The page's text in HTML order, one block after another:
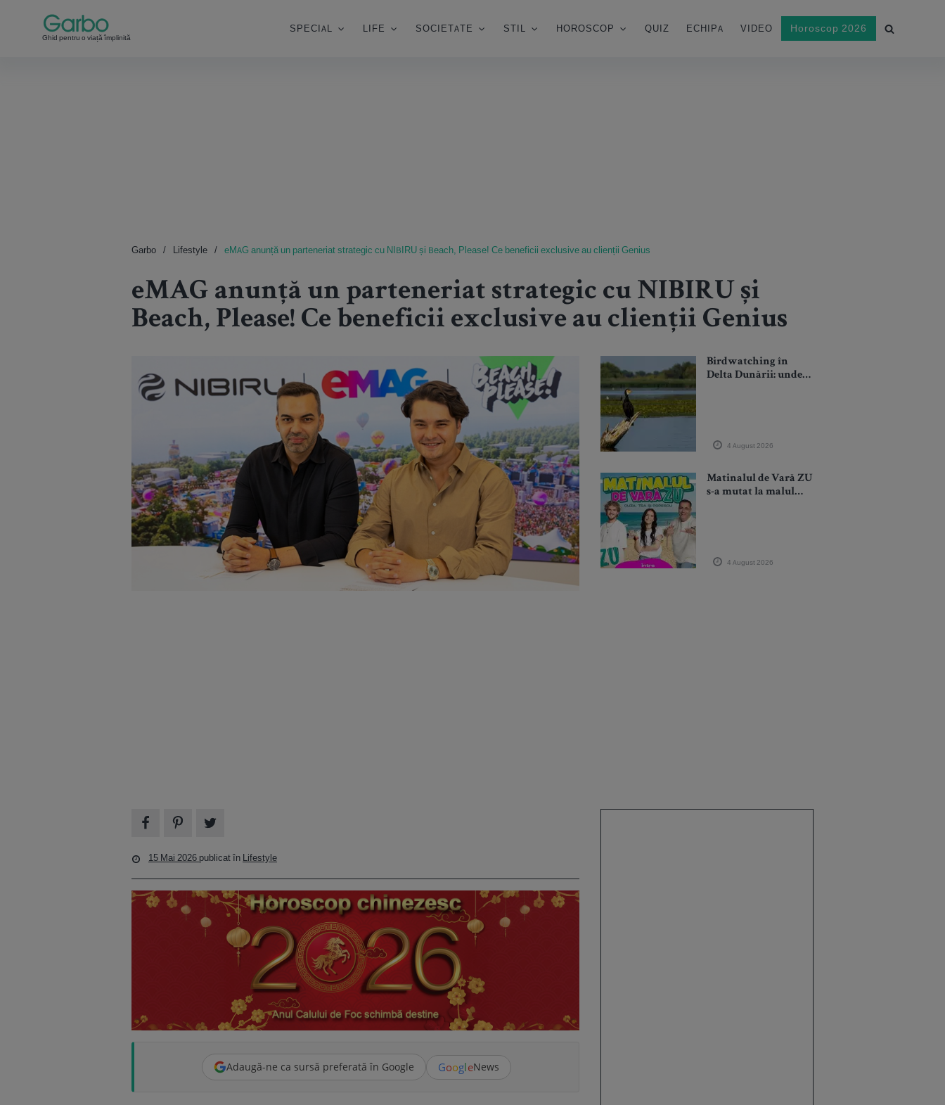
Ghid pentru o viață împlinită
SPECIAL LIFE SOCIETATE STIL HOROSCOP QUIZ ECHIPA VIDEO Horoscop 2026
Garbo Lifestyle eMAG anunță un parteneriat strategic cu NIBIRU și Beach, Please! Ce beneficii exclusive au clienții Genius
eMAG anunță un parteneriat strategic cu NIBIRU și
Beach, Please! Ce beneficii exclusive au clienții Genius
Birdwatching în
Delta Dunării: unde
4 August 2026
Matinalul de Vară ZU
s-a mutat la malul
4 August 2026
15 Mai 2026 publicat în Lifestyle
Adaugă-ne ca sursă preferată în Google GoogleNews